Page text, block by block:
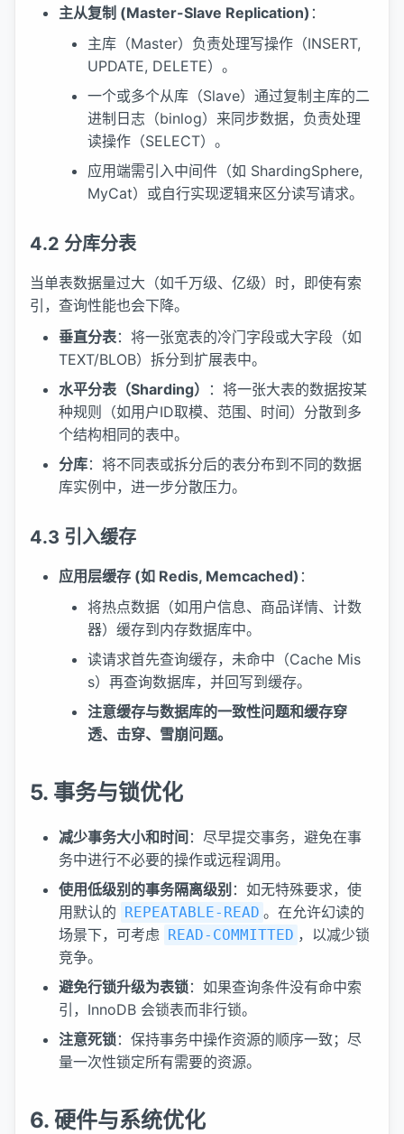
主从复制 (Master-Slave Replication) ：
主库（Master）负责处理写操作（INSERT,
UPDATE, DELETE）。
一个或多个从库（Slave）通过复制主库的二
进制日志（binlog）来同步数据，负责处理
读操作（SELECT）。
应用端需引入中间件（如 ShardingSphere,
MyCat）或自行实现逻辑来区分读写请求。
4.2 分库分表
当单表数据量过大（如千万级、亿级）时，即使有索
引，查询性能也会下降。
垂直分表：将一张宽表的冷门字段或大字段（如
TEXT/BLOB）拆分到扩展表中。
水平分表（Sharding）
：将一张大表的数据按某
种规则（如用户ID取模、范围、时间）分散到多
个结构相同的表中。
分库：将不同表或拆分后的表分布到不同的数据
库实例中，进一步分散压力。
4.3 引入缓存
应用层缓存 (如 Redis, Memcached) ：
将热点数据（如用户信息、商品详情、计数
器）缓存到内存数据库中。
读请求首先查询缓存，未命中（Cache Mis
s）再查询数据库，并回写到缓存。
注意缓存与数据库的一致性问题和缓存穿
透、击穿、雪崩问题。
5. 事务与锁优化
减少事务大小和时间 ：尽早提交事务，避免在事
务中进行不必要的操作或远程调用。
使用低级别的事务隔离级别 ：如无特殊要求，使
用默认的 REPEATABLE-READ 。在允许幻读的
场景下，可考虑 READ-COMMITTED ，以减少锁
竞争。
避免行锁升级为表锁 ：如果查询条件没有命中索
引，InnoDB 会锁表而非行锁。
注意死锁 ：保持事务中操作资源的顺序一致；尽
量一次性锁定所有需要的资源。
6. 硬件与系统优化